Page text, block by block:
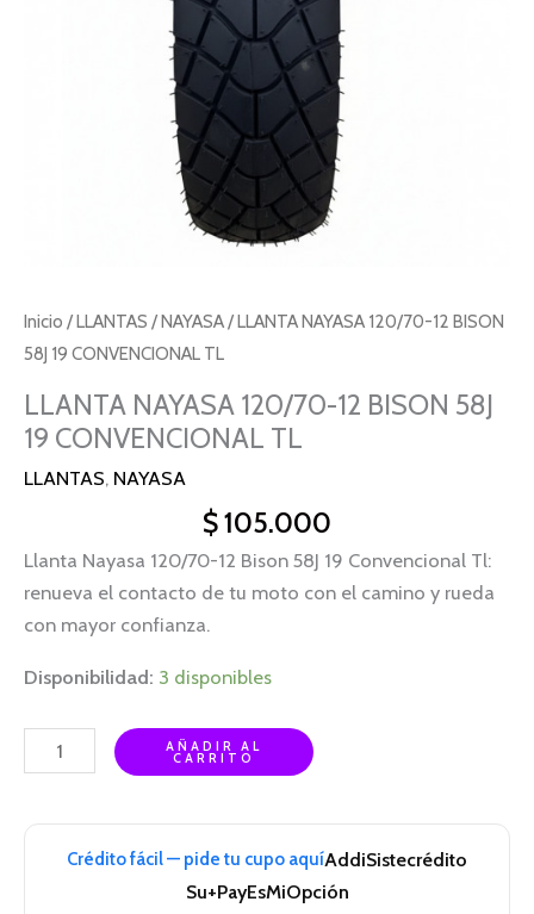
Inicio /LLANTAS /NAYASA/ LLANTA NAYASA 120/70-12 BISON
58J 19 CONVENCIONAL TL
LLANTA NAYASA 120/70-12 BISON 58J
19 CONVENCIONAL TL
LLANTAS, NAYASA
$105.000
Llanta Nayasa 120/70-12 Bison 58J 19 Convencional Tl:
renueva el contacto de tu moto con el camino y rueda
con mayor confianza.
Disponibilidad: 3 disponibles
AÑADIR AL
CARRITO
Crédito fácil — pide tu cupo aquíAddiSistecrédito
Su+PayEsMiOpción